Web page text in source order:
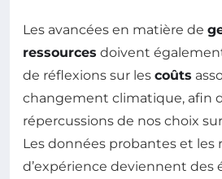
Les avancées en matière de
ressources doivent
de réflexions sur les coûts
changement climatique, afin
répercussions de nos choix
Les données probantes et les
d’expérience deviennent des